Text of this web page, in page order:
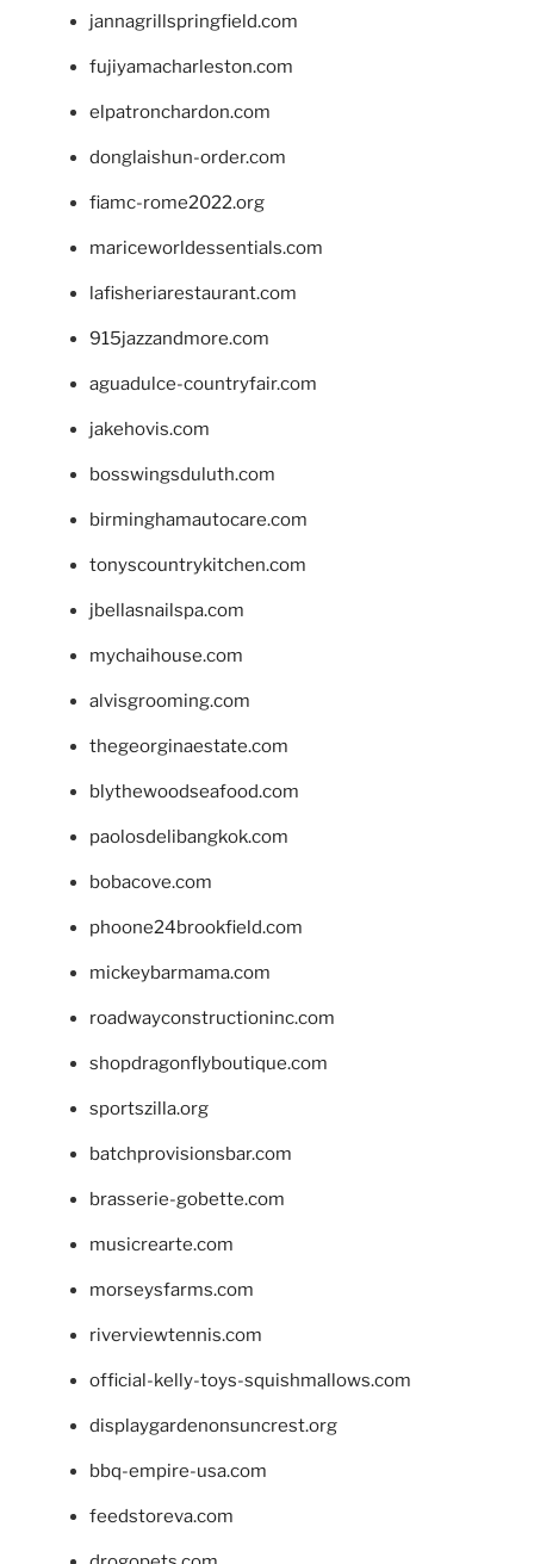
jannagrillspringfield.com
fujiyamacharleston.com
elpatronchardon.com
donglaishun-order.com
fiamc-rome2022.org
mariceworldessentials.com
lafisheriarestaurant.com
915jazzandmore.com
aguadulce-countryfair.com
jakehovis.com
bosswingsduluth.com
birminghamautocare.com
tonyscountrykitchen.com
jbellasnailspa.com
mychaihouse.com
alvisgrooming.com
thegeorginaestate.com
blythewoodseafood.com
paolosdelibangkok.com
bobacove.com
phoone24brookfield.com
mickeybarmama.com
roadwayconstructioninc.com
shopdragonflyboutique.com
sportszilla.org
batchprovisionsbar.com
brasserie-gobette.com
musicrearte.com
morseysfarms.com
riverviewtennis.com
official-kelly-toys-squishmallows.com
displaygardenonsuncrest.org
bbq-empire-usa.com
feedstoreva.com